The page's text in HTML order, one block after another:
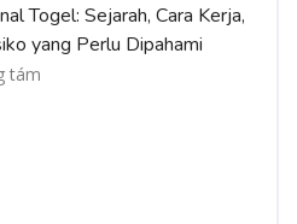
Togel: Sejarah, Cara Kerja,
yang Perlu Dipahami
tám